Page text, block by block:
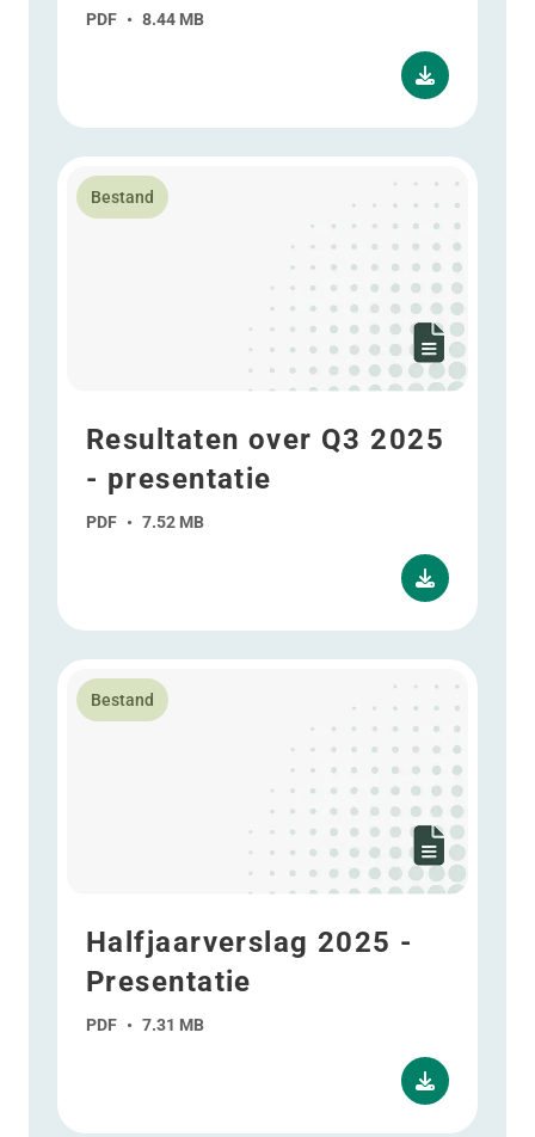
PDF • 8.44 MB
Bestand
Resultaten over Q3 2025
- presentatie
PDF • 7.52 MB
Lees meer over Resultaten over Q3 2025 -
Bestand
Halfjaarverslag 2025 -
Presentatie
PDF • 7.31 MB
Lees meer over Halfjaarverslag 2025 - Presentatie